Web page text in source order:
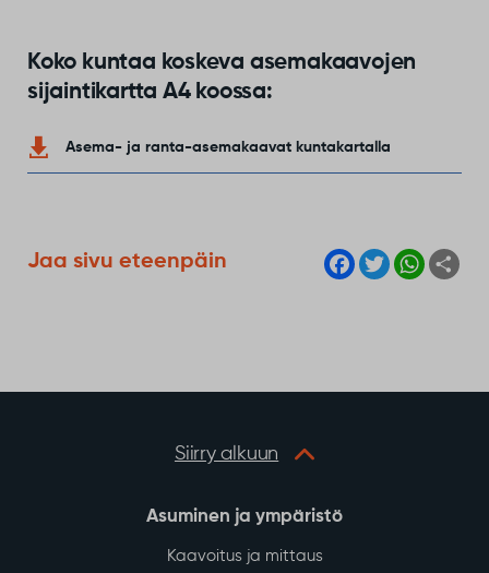
Koko kuntaa koskeva asemakaavojen
sijaintikartta A4 koossa:
Asema- ja ranta-asemakaavat kuntakartalla
Jaa sivu eteenpäin
F
a
T
w
W
h
Siirry alkuun
Asuminen ja ympäristö
Kaavoitus ja mittaus